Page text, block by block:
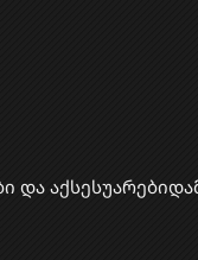
და აქსესუარები